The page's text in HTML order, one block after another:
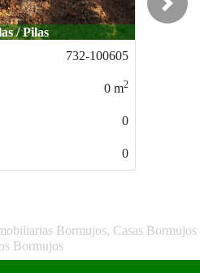
Pilas
732-100605
m2
Pilas / Pilas
Next
Bormujos, Casas Bormujos
Bormujos